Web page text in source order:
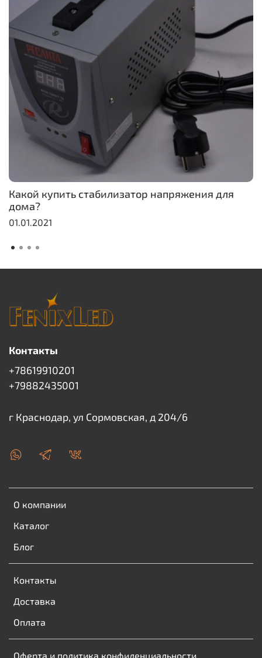
Какой купить стабилизатор напряжения для
дома?
01.01.2021
О компании
Каталог
Блог
Контакты
Доставка
Оплата
Оферта и политика конфиденциальности
Контакты
+78619910201
+79882435001
г Краснодар, ул Сормовская, д 204/6